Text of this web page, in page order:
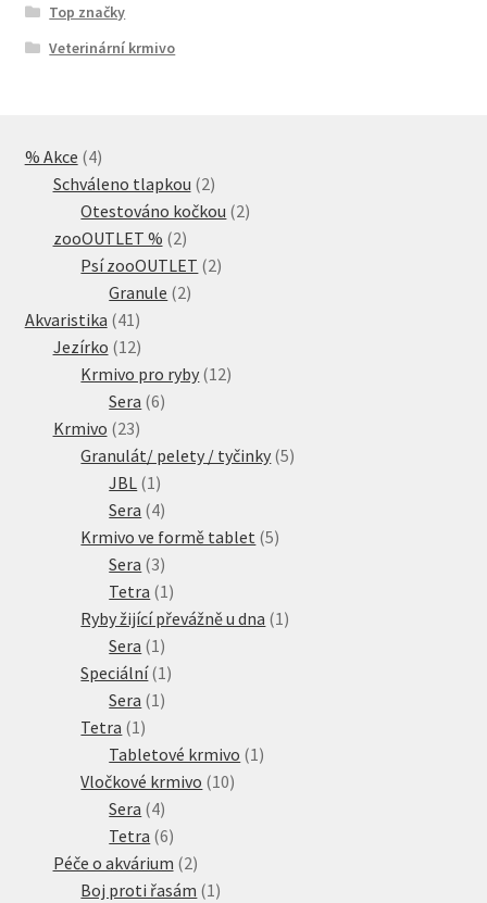
Top značky
Veterinární krmivo
% Akce 44
produkty
Schváleno tlapkou 22
produkty
Otestováno kočkou 22
zooOUTLET % 22
produkty
Psí zooOUTLET 22
Granule 22
Akvaristika 41 41
produktů
Jezírko 1212
produktů
Krmivo pro ryby 1212
Sera 66
Krmivo 2323
produktů
Granulát/ pelety / tyčinky 55
JBL 1 1
produkt
Sera 44
produkty
Krmivo ve formě tablet 55
Sera 33
produkty
Tetra 1 1
produkt
Ryby žijící převážně u dna 1 1
Sera 1 1
produkt
Speciální 1 1
Sera 1 1
Tetra 1 1
produkt
Tabletové krmivo 1 1
Vločkové krmivo 1010
Sera 44
produkty
Tetra 66
produktů
Péče o akvárium 22
produkty
Boj proti řasám 1 1